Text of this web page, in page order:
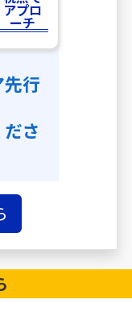
アプロ
ーチ
行
さ